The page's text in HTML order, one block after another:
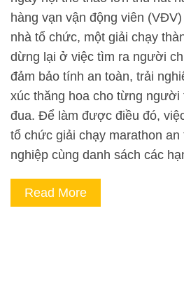
hàng vạn vận động viên
nhà tổ chức, một giải chạy
dừng lại ở việc tìm ra người
đảm bảo tính an toàn, trải
xúc thăng hoa cho từng
đua. Để làm được điều đó,
tổ chức giải chạy marathon an
nghiệp cùng danh sách các
Read More